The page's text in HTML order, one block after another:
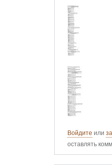
Войдите или
оставлять